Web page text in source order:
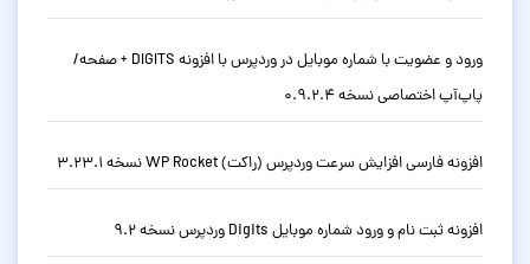
ورود و عضویت با شماره موبایل در وردپرس با افزونه DIGITS + صفحه/
پاپ‌آپ اختصاصی نسخه 0.9.2.4
افزونه فارسی افزایش سرعت وردپرس (راکت) WP Rocket نسخه 3.23.1
افزونه ثبت نام و ورود شماره موبایل Digits وردپرس نسخه 9.2